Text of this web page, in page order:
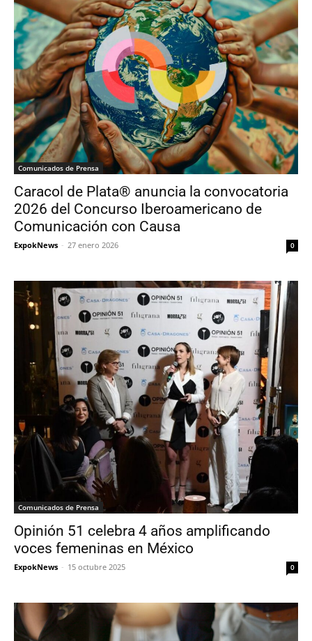
Comunicados de Prensa
Caracol de Plata® anuncia la convocatoria
2026 del Concurso Iberoamericano de
Comunicación con Causa
ExpokNews - 27 enero 2026 0
Comunicados de Prensa
Opinión 51 celebra 4 años amplificando
voces femeninas en México
ExpokNews - 15 octubre 2025 0